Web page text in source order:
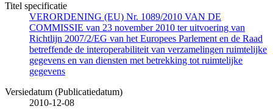
Titel specificatie
VERORDENING (EU) Nr. 1089/2010 VAN DE
COMMISSIE van 23 november 2010 ter uitvoering van
Richtlijn 2007/2/EG van het Europees Parlement en de Raad
betreffende de interoperabiliteit van verzamelingen ruimtelijke
gegevens en van diensten met betrekking tot ruimtelijke
gegevens
Versiedatum (Publicatiedatum)
2010-12-08